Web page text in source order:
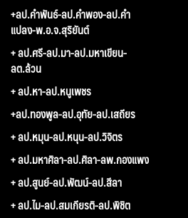
+ลป.คำพันธ์-ลป.คำพอง-ลป.คำ
แปลง-พ.อ.จ.สุริยันต์
+ ลป.ศรี-ลป.มา-ลป.มหาเขียน-
ลต.ล้วน
+ ลป.หา-ลป.หนูเพชร
+ลป.ทองพูล-ลป.อุทัย-ลป.เสถียร
+ ลป.หมุน-ลป.หนุน-ลป.วิจิตร
+ ลป.มหาศิลา-ลป.ศิลา-ลพ.กองแพง
+ ลป.สูนย์-ลป.พัฒน์-ลป.สีลา
+ ลป.ไม-ลป.สมเกียรติ-ลป.พิชิต